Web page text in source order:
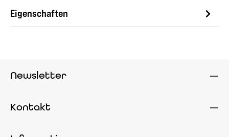
Eigenschaften
Newsletter
Kontakt